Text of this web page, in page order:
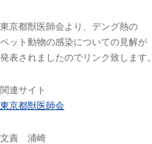
東京都獣医師会より、デング熱の
ペット動物の感染についての見解が
発表されましたのでリンク致します。
関連サイト
東京都獣医師会
文責 浦崎